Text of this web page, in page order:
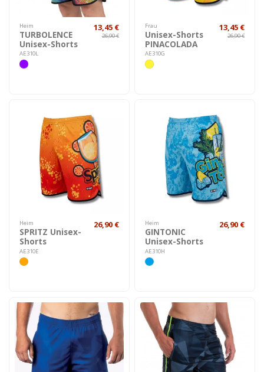
Heim
TURBOLENCE
Unisex-Shorts
AE310L
13,45 €
26,90 €
Frau
Unisex-Shorts
PINACOLADA
AE310G
13,45 €
26,90 €
Heim
SPRITZ Unisex-
Shorts
AE310E
26,90 € Heim
GINTONIC
Unisex-Shorts
AE310H
26,90 €